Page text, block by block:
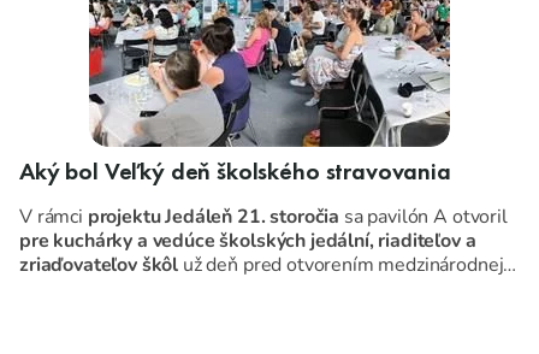
Aký bol Veľký deň školského stravovania
V rámci projektu Jedáleň 21. storočia sa pavilón A otvoril
pre kuchárky a vedúce školských jedální, riaditeľov a
zriaďovateľov škôl už deň pred otvorením medzinárodnej